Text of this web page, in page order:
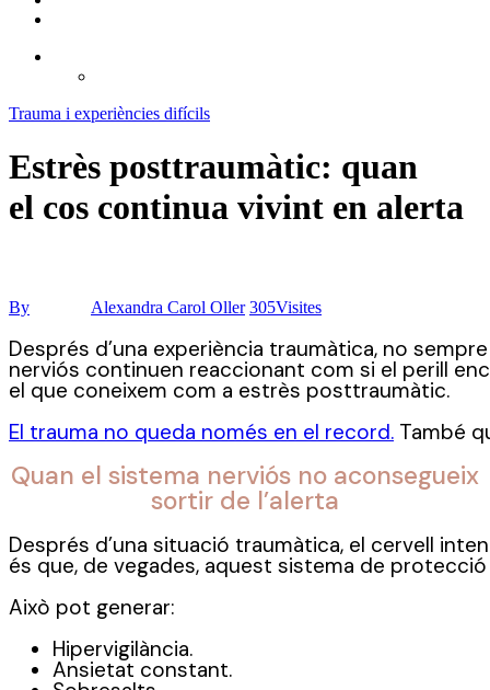
Trauma i experiències difícils
Estrès posttraumàtic: quan
el cos continua vivint en alerta
By Alexandra Carol Oller 305Visites
Després d’una experiència traumàtica, no
nerviós continuen reaccionant com si el perill
el que coneixem com a estrès posttraumàtic.
El trauma no queda només en el record. També
Quan el sistema nerviós no aconsegueix
sortir de l’alerta
Després d’una situació traumàtica, el cervell
és que, de vegades, aquest sistema de
Això pot generar:
Hipervigilància.
Ansietat constant.